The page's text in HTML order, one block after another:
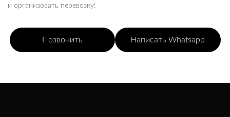
и организовать перевозку!
Позвонить Написать Whatsapp